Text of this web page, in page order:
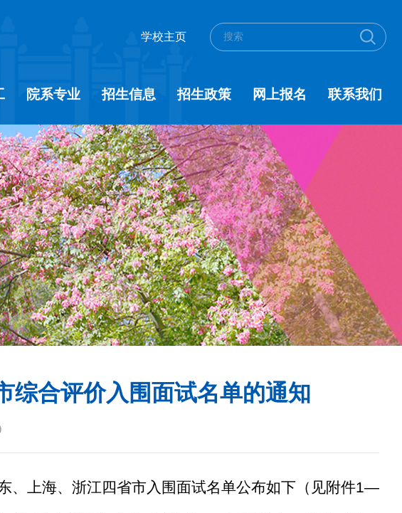
学校主页
院系专业 招生信息 招生政策 网上报名 联系我们
综合评价入围面试名单的通知
、上海、浙江四省市入围面试名单公布如下（见附件1—